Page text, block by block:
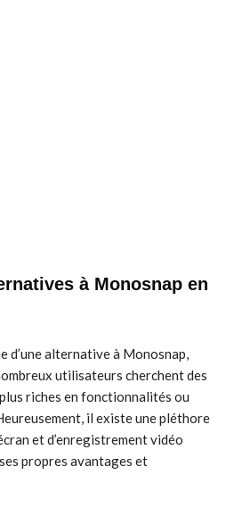
à Monosnap en
d’une alternative à Monosnap,
utilisateurs cherchent des
riches en fonctionnalités ou
il existe une pléthore
et d’enregistrement vidéo
propres avantages et